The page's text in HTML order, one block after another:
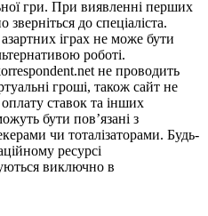
гри. При виявленні перших
зверніться до спеціаліста.
іграх не може бути
роботі.
не проводить
гроші, також сайт не
ставок та інших
бути пов’язані з
чи тоталізаторами. Будь-
ресурсі
виключно в